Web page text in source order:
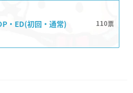
・ED(初回・通常) 110